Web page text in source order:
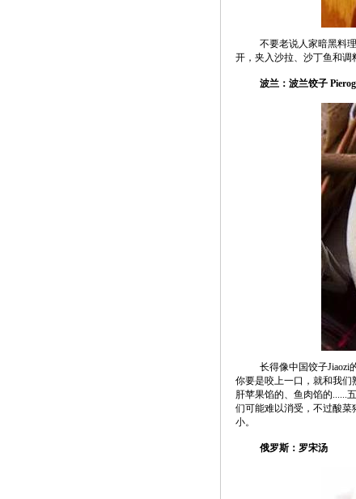
不要老说人家暗黑料
开，夹入沙拉、沙丁鱼和调
波兰：波兰饺子
长得像中国饺子Jiaozi
你要是咬上一口，就和我
肝苹果馅的、鱼肉馅的......
们可能难以消受，不过酸
小。
俄罗斯：罗宋汤